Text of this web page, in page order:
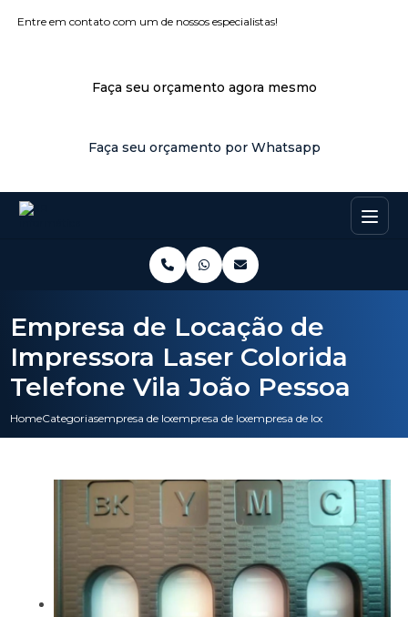
Entre em contato com um de nossos especialistas!
Faça seu orçamento agora mesmo
Faça seu orçamento por Whatsapp
HomeCategoriasempresa de locacao de impressoras
empresa de locacao de impressora a laser
empresa de locacao de
Empresa de Locação de
Impressora Laser Colorida
Telefone Vila João Pessoa